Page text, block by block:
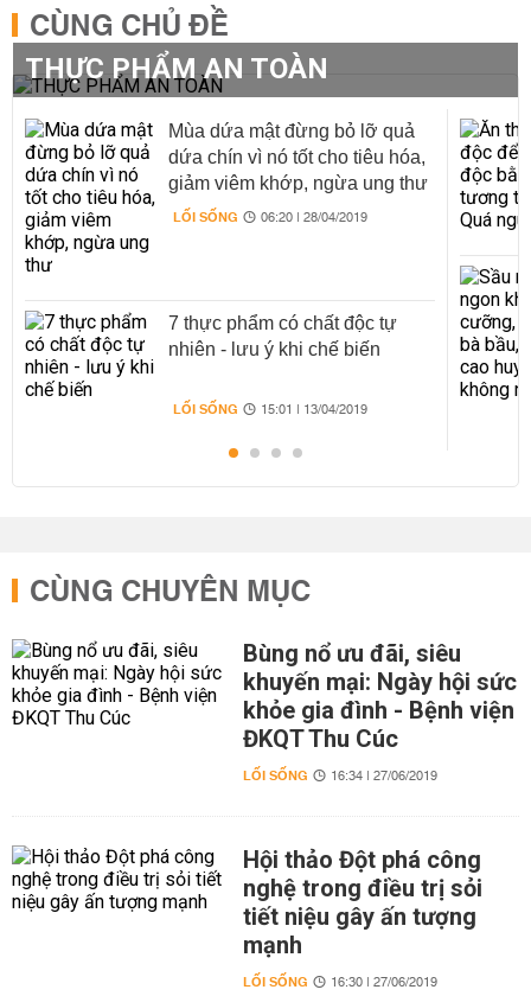
CÙNG CHỦ ĐỀ
THỰC PHẨM AN TOÀN
Mùa dứa mật đừng bỏ lỡ quả
dứa chín vì nó tốt cho tiêu hóa,
giảm viêm khớp, ngừa ung thư
LỐI SỐNG 06:20 | 28/04/2019
7 thực phẩm có chất độc tự
nhiên - lưu ý khi chế biến
LỐI SỐNG 15:01 | 13/04/2019
CÙNG CHUYÊN MỤC
Bùng nổ ưu đãi, siêu
khuyến mại: Ngày hội sức
khỏe gia đình - Bệnh viện
ĐKQT Thu Cúc
LỐI SỐNG 16:34 | 27/06/2019
Hội thảo Đột phá công
nghệ trong điều trị sỏi
tiết niệu gây ấn tượng
mạnh
LỐI SỐNG 16:30 | 27/06/2019